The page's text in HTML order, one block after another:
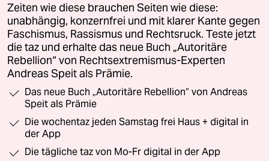
Zeiten wie diese brauchen Seiten wie diese:
unabhängig, konzernfrei und mit klarer Kante gegen
Faschismus, Rassismus und Rechtsruck. Teste jetzt
die taz und erhalte das neue Buch „Autoritäre
Rebellion“ von Rechtsextremismus-Experten
Andreas Speit als Prämie.
Das neue Buch „Autoritäre Rebellion“ von Andreas
Speit als Prämie
Die wochentaz jeden Samstag frei Haus + digital in
der App
Die tägliche taz von Mo-Fr digital in der App